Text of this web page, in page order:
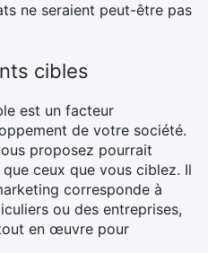
ne seraient peut-être pas
cibles
est un facteur
de votre société.
proposez pourrait
ceux que vous ciblez. Il
corresponde à
ou des entreprises,
en œuvre pour